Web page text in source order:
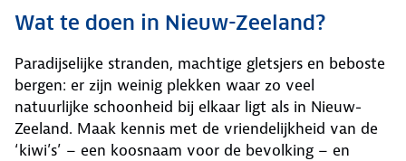
Wat te doen in Nieuw-Zeeland?
Paradijselijke stranden, machtige gletsjers en beboste
bergen: er zijn weinig plekken waar zo veel
natuurlijke schoonheid bij elkaar ligt als in Nieuw-
Zeeland. Maak kennis met de vriendelijkheid van de
‘kiwi’s’ – een koosnaam voor de bevolking – en